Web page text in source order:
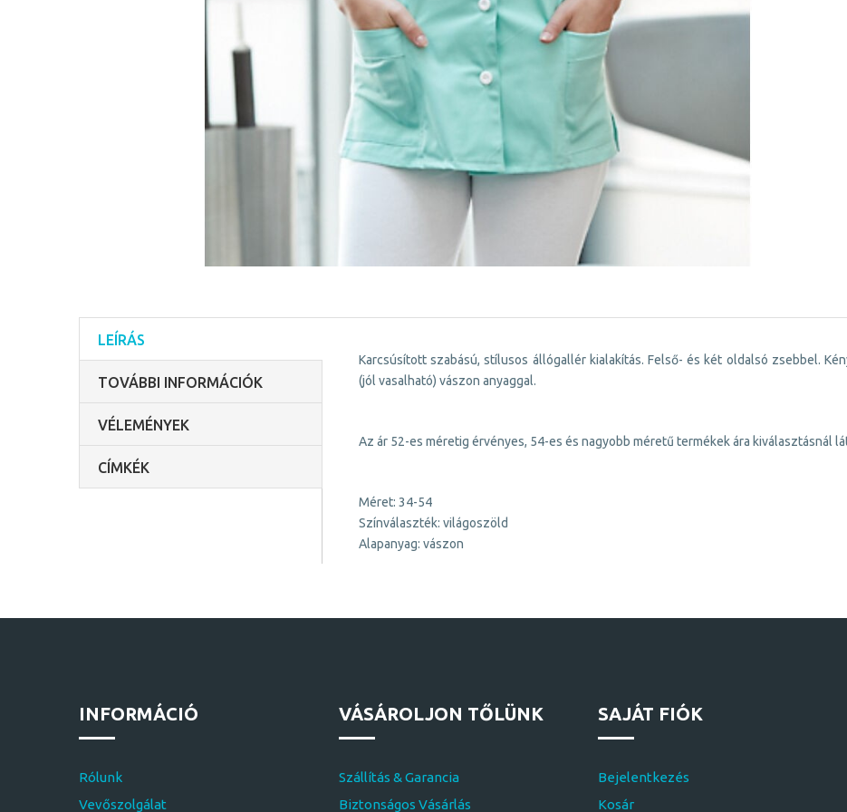
LEÍRÁS
TOVÁBBI INFORMÁCIÓK
VÉLEMÉNYEK
CÍMKÉK
Karcsúsított szabású, stílusos állógallér kialakítás. Felső- és két oldalsó zsebbel.
(jól vasalható) vászon anyaggal.
Az ár 52-es méretig érvényes, 54-es és nagyobb méretű termékek ára kiválasztásnál
Méret: 34-54
Színválaszték: világoszöld
Alapanyag: vászon
INFORMÁCIÓ
Rólunk
Vevőszolgálat
VÁSÁROLJON TŐLÜNK
Szállítás & Garancia
Biztonságos Vásárlás
SAJÁT FIÓK
Bejelentkezés
Kosár